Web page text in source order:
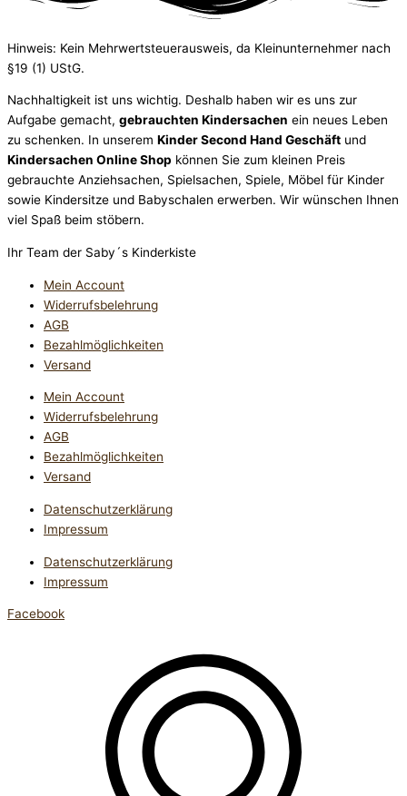
Hinweis: Kein Mehrwertsteuerausweis, da Kleinunternehmer nach
§19 (1) UStG.
Nachhaltigkeit ist uns wichtig. Deshalb haben wir es uns zur
Aufgabe gemacht, gebrauchten Kindersachen ein neues Leben
zu schenken. In unserem Kinder Second Hand Geschäft und
Kindersachen Online Shop können Sie zum kleinen Preis
gebrauchte Anziehsachen, Spiel­sachen, Spiele, Möbel für Kinder
sowie Kindersitze und Babyschalen erwerben. Wir wünschen Ihnen
viel Spaß beim stöbern.
Ihr Team der Saby´s Kinderkiste
Mein Account
Widerrufsbelehrung
AGB
Bezahlmöglichkeiten
Versand
Mein Account
Widerrufsbelehrung
AGB
Bezahlmöglichkeiten
Versand
Datenschutzerklärung
Impressum
Datenschutzerklärung
Impressum
Facebook